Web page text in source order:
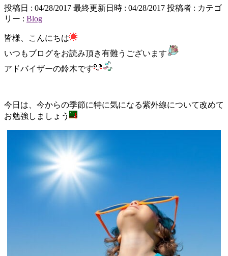
投稿日 : 04/28/2017 最終更新日時 : 04/28/2017 投稿者 : カテゴ
リー : Blog
皆様、こんにちは
いつもブログをお読み頂き有難うございます
アドバイザーの鈴木です
今日は、今からの季節に特に気になる紫外線について改めて
お勉強しましょう